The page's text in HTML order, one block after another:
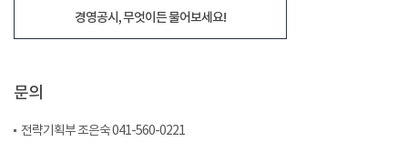
경영공시, 무엇이든 물어보세요!
문의
전략기획부 조은숙 041-560-0221